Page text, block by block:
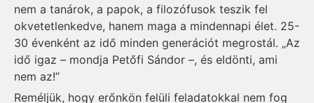
nem a tanárok, a papok, a filozófusok teszik fel
okvetetlenkedve, hanem maga a mindennapi élet. 25-
30 évenként az idő minden generációt megrostál. „Az
idő igaz – mondja Petőfi Sándor –, és eldönti, ami
nem az!”
Reméljük, hogy erőnkön felüli feladatokkal nem fog